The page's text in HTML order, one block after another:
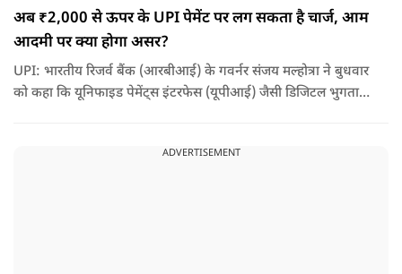
अब ₹2,000 से ऊपर के UPI पेमेंट पर लग सकता है चार्ज, आम
आदमी पर क्या होगा असर?
UPI: भारतीय रिजर्व बैंक (आरबीआई) के गवर्नर संजय मल्होत्रा ने बुधवार
को कहा कि यूनिफाइड पेमेंट्स इंटरफेस (यूपीआई) जैसी डिजिटल भुगतान
ADVERTISEMENT